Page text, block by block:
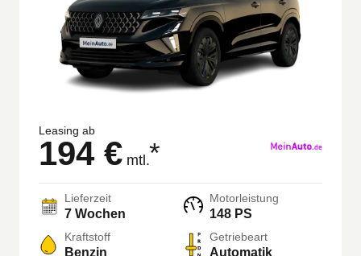
Leasing ab
194 € mtl.*
Lieferzeit
7 Wochen
Motorleistung
148 PS
Kraftstoff
Benzin
Getriebeart
Automatik